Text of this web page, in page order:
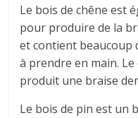
Le bois de chêne est
pour produire de la
et contient beaucoup
à prendre en main.
produit une braise
Le bois de pin est un